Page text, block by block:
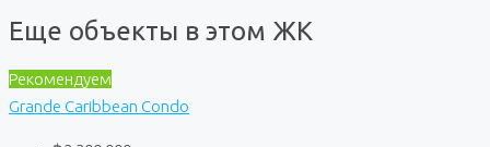
Еще объекты в этом ЖК
Рекомендуем
Grande Caribbean Condo